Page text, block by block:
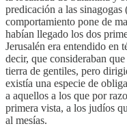
predicación a las
comportamiento pone de
habían llegado los dos
Jerusalén era entendido en
decir, que consideraban
tierra de gentiles, pero
existía una especie de
a aquellos a los que por
primera vista, a los judíos
al mesías.